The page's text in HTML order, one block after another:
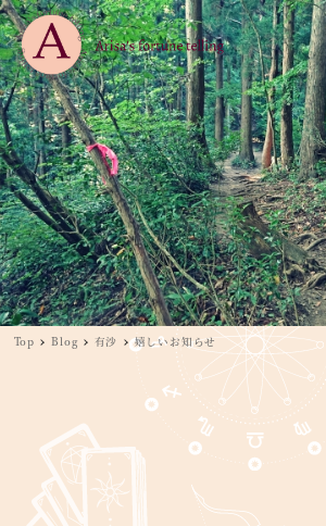
Top Blog 有沙 嬉しいお知らせ